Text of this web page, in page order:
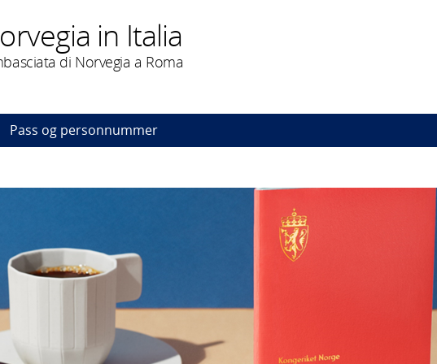
in Italia
di Norvegia a Roma
Pass og personnummer